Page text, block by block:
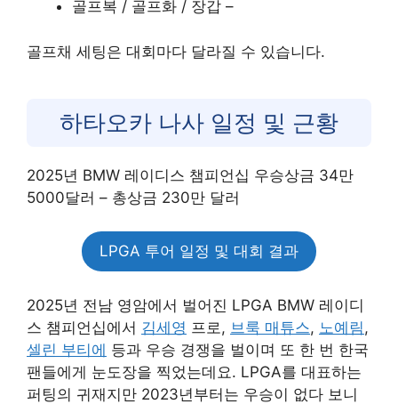
골프복 / 골프화 / 장갑 –
골프채 세팅은 대회마다 달라질 수 있습니다.
하타오카 나사 일정 및 근황
2025년 BMW 레이디스 챔피언십 우승상금 34만
5000달러 – 총상금 230만 달러
LPGA 투어 일정 및 대회 결과
2025년 전남 영암에서 벌어진 LPGA BMW 레이디
스 챔피언십에서 김세영 프로, 브룩 매튜스, 노예림,
셀린 부티에 등과 우승 경쟁을 벌이며 또 한 번 한국
팬들에게 눈도장을 찍었는데요. LPGA를 대표하는
퍼팅의 귀재지만 2023년부터는 우승이 없다 보니